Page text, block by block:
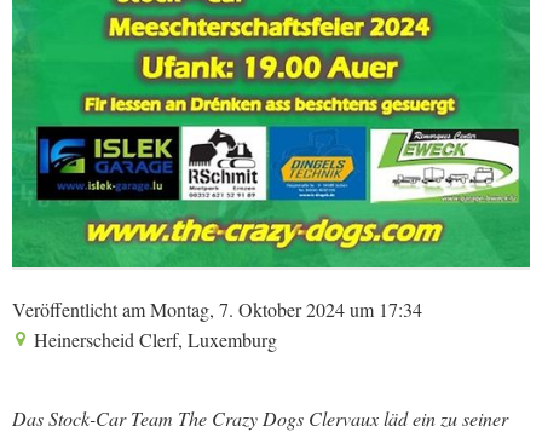
Veröffentlicht am Montag, 7. Oktober 2024 um 17:34
Heinerscheid Clerf, Luxemburg
Das Stock-Car Team The Crazy Dogs Clervaux läd ein zu seiner